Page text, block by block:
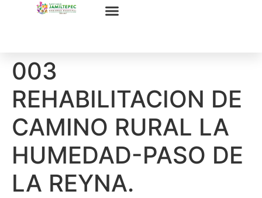
003
REHABILITACION DE
CAMINO RURAL LA
HUMEDAD-PASO DE
LA REYNA.